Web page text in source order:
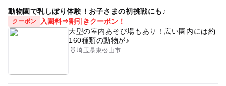
動物園で乳しぼり体験！お子さまの初挑戦にも♪
クーポン
入園料⇒割引きクーポン！
大型の室内あそび場もあり！広い園内には約
160種類の動物が♪
埼玉県東松山市